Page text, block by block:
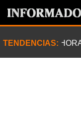
TENDENCIAS: